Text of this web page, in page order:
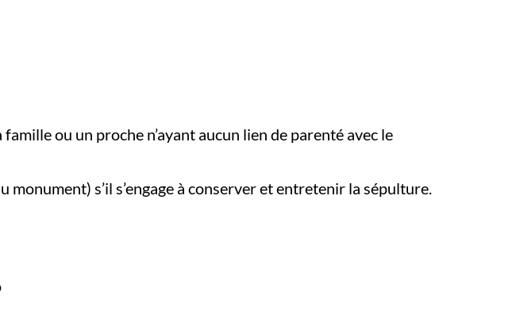
ou un proche n’ayant aucun lien de parenté avec le
s’il s’engage à conserver et entretenir la sépulture.